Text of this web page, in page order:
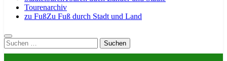
Tourenarchiv
zu FußZu Fuß durch Stadt und Land
Suche
nach: